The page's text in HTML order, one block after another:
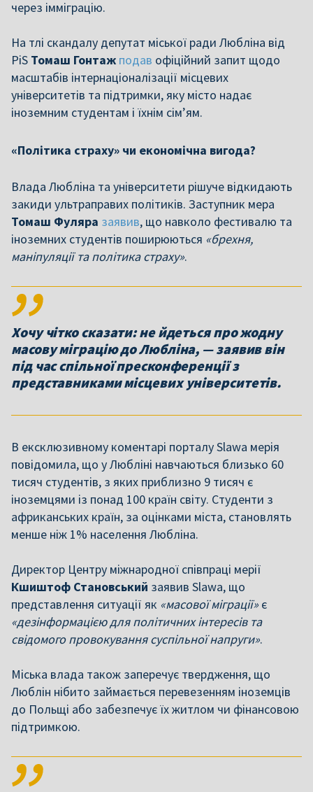
через імміграцію.
На тлі скандалу депутат міської ради Любліна від
PiS Томаш Гонтаж подав офіційний запит щодо
масштабів інтернаціоналізації місцевих
університетів та підтримки, яку місто надає
іноземним студентам і їхнім сім’ям.
«Політика страху» чи економічна вигода?
Влада Любліна та університети рішуче відкидають
закиди ультраправих політиків. Заступник мера
Томаш Фуляра заявив, що навколо фестивалю та
іноземних студентів поширюються «брехня,
маніпуляції та політика страху».
Хочу чітко сказати: не йдеться про жодну
масову міграцію до Любліна, — заявив він
під час спільної пресконференції з
представниками місцевих університетів.
В ексклюзивному коментарі порталу Slawa мерія
повідомила, що у Любліні навчаються близько 60
тисяч студентів, з яких приблизно 9 тисяч є
іноземцями із понад 100 країн світу. Студенти з
африканських країн, за оцінками міста, становлять
менше ніж 1% населення Любліна.
Директор Центру міжнародної співпраці мерії
Кшиштоф Становський заявив Slawa, що
представлення ситуації як «масової міграції» є
«дезінформацією для політичних інтересів та
свідомого провокування суспільної напруги».
Міська влада також заперечує твердження, що
Люблін нібито займається перевезенням іноземців
до Польщі або забезпечує їх житлом чи фінансовою
підтримкою.